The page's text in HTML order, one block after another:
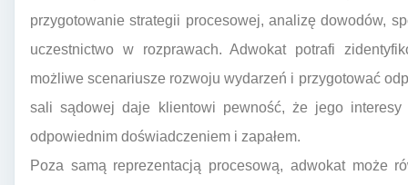
przygotowanie strategii procesowej, analizę dowodów,
uczestnictwo w rozprawach. Adwokat potrafi
możliwe scenariusze rozwoju wydarzeń i przygotować
sali sądowej daje klientowi pewność, że jego
odpowiednim doświadczeniem i zapałem.
Poza samą reprezentacją procesową, adwokat może